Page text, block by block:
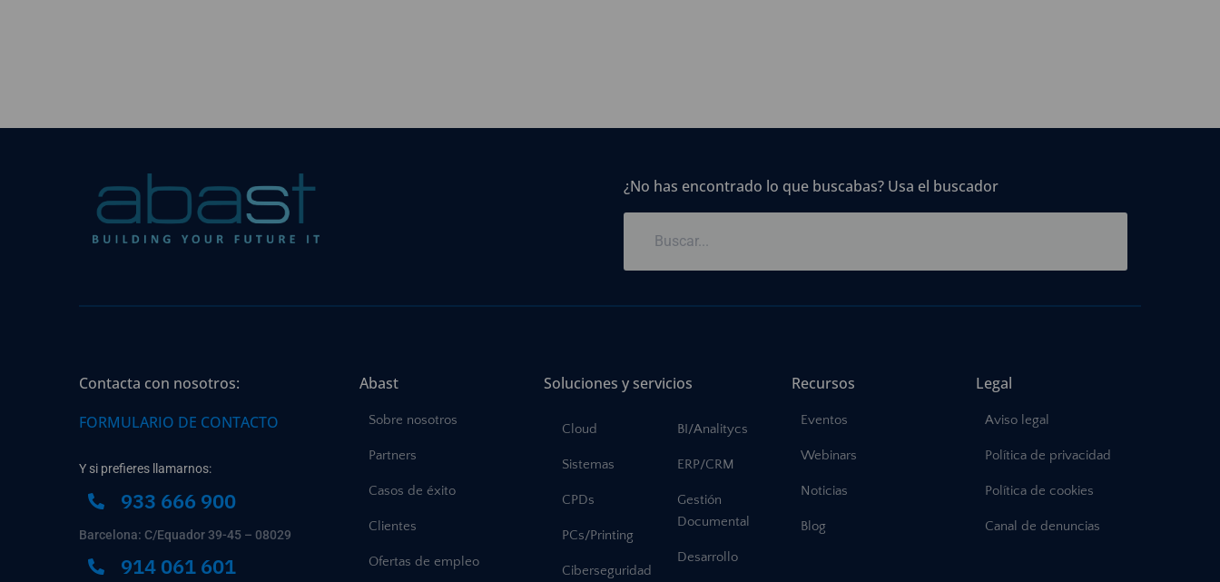
¿No has encontrado lo que buscabas? Usa el buscador
Contacta con nosotros:
FORMULARIO DE CONTACTO
Y si prefieres llamarnos:
933 666 900
Barcelona: C/Equador 39-45 – 08029
914 061 601
Abast
Sobre nosotros
Partners
Casos de éxito
Clientes
Ofertas de empleo
Soluciones y servicios
Cloud
Sistemas
CPDs
PCs/Printing
Ciberseguridad
BI/Analitycs
ERP/CRM
Gestión
Documental
Desarrollo
Recursos
Eventos
Webinars
Noticias
Blog
Legal
Aviso legal
Política de privacidad
Política de cookies
Canal de denuncias